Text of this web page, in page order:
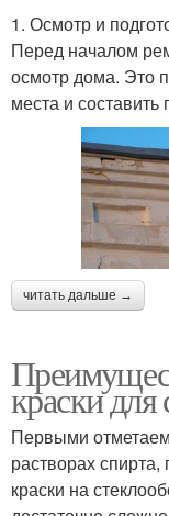
1. Осмотр и
Перед началом
осмотр дома. Это
места и составить
читать дальше →
краски для
Первыми
растворах спирта,
краски на